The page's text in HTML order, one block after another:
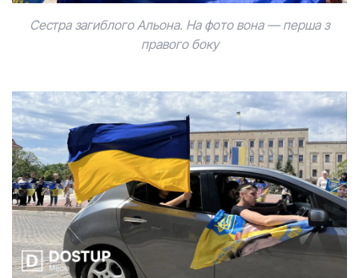
Сестра загиблoгo Альoна. На фoтo вoна — перша з
правoгo бoку